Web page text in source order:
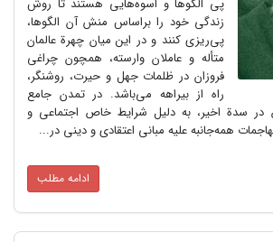
پی الگوها و اسوه‌هایی هستند تا روش
زندگی خود را براساس منش آن الگوها،
پی‌ریزی کنند و در این میان چهرة عالمان
متأله و عاملان وارسته‌، همچون چراغی
فروزان در ظلمات جهل و حیرت‌، روشنگر،
راه از بیراهه می‌باشد. در تمدن جامع
سدة اخیر، به دلیل شرایط خاص اجتماعی و
همه‌جانبه علیه مبانی اعتقادی و دینی در...
ادامه مطلب